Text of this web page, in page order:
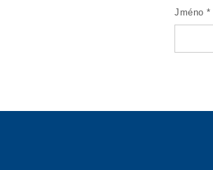
Jméno *